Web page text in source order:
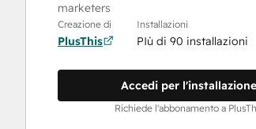
marketers
Creazione di
PlusThis
Installazioni
PIù di 90 installazioni
Accedi per l'installazione
Richiede l'abbonamento a